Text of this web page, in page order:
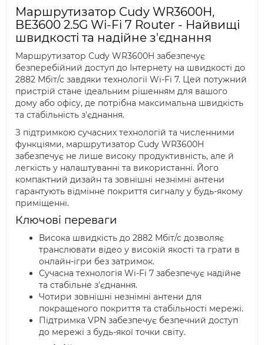
Маршрутизатор Cudy WR3600H,
BE3600 2.5G Wi-Fi 7 Router - Найвищі
швидкості та надійне з'єднання
Маршрутизатор Cudy WR3600H забезпечує
безперебійний доступ до Інтернету на швидкості до
2882 Мбіт/с завдяки технології Wi-Fi 7. Цей потужний
пристрій стане ідеальним рішенням для вашого
дому або офісу, де потрібна максимальна швидкість
та стабільність з'єднання.
З підтримкою сучасних технологій та численними
функціями, маршрутизатор Cudy WR3600H
забезпечує не лише високу продуктивність, але й
легкість у налаштуванні та використанні. Його
компактний дизайн та зовнішні незнімні антени
гарантують відмінне покриття сигналу у будь-якому
приміщенні.
Ключові переваги
Висока швидкість до 2882 Мбіт/с дозволяє
транслювати відео у високій якості та грати в
онлайн-ігри без затримок.
Сучасна технологія Wi-Fi 7 забезпечує надійне
та стабільне з'єднання.
Чотири зовнішні незнімні антени для
покращеного покриття та стабільності мережі.
Підтримка VPN забезпечує безпечний доступ
до мережі з будь-якої точки світу.